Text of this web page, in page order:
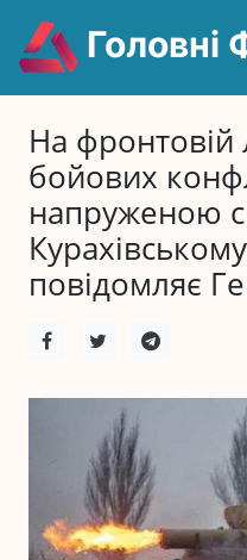
Головні
На фронтовій
бойових
напруженою
повідомляє